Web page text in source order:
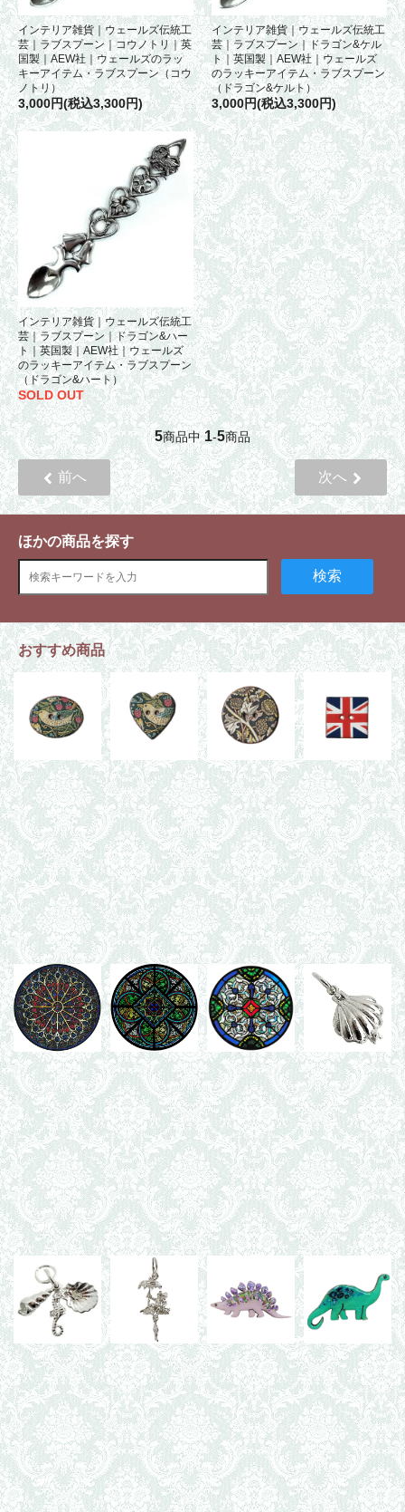
インテリア雑貨｜ウェールズ伝統工
芸｜ラブスプーン｜コウノトリ｜英
国製｜AEW社｜ウェールズのラッ
キーアイテム・ラブスプーン（コウ
ノトリ）
3,000円(税込3,300円)
インテリア雑貨｜ウェールズ伝統工
芸｜ラブスプーン｜ドラゴン&ケル
ト｜英国製｜AEW社｜ウェールズ
のラッキーアイテム・ラブスプーン
（ドラゴン&ケルト）
3,000円(税込3,300円)
インテリア雑貨｜ウェールズ伝統工
芸｜ラブスプーン｜ドラゴン&ハー
ト｜英国製｜AEW社｜ウェールズ
のラッキーアイテム・ラブスプーン
（ドラゴン&ハート）
SOLD OUT
5商品中1-5商品
前へ 次へ
ほかの商品を探す
検索
おすすめ商品